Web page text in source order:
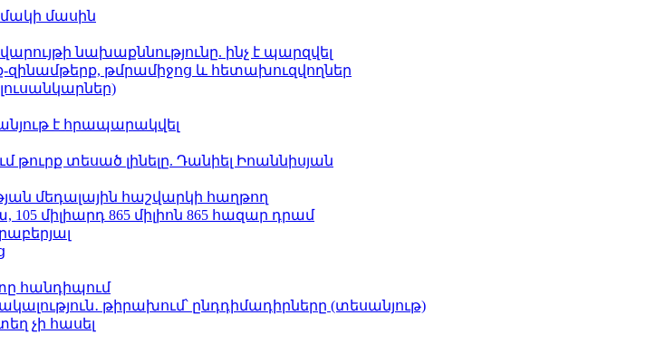
մասին
նախաքննությունը. ինչ է պարզվել
զինամթերք, թմրամիջոց և հետախուզվողներ
է հրապարակվել
տեսած լինելը. Դանիել Իոաննիսյան
մեդալային հաշվարկի հաղթող
միլիարդ 865 միլիոն 865 հազար դրամ
հանդիպում
թիրախում՝ ընդդիմադիրները (տեսանյութ)
չի հասել